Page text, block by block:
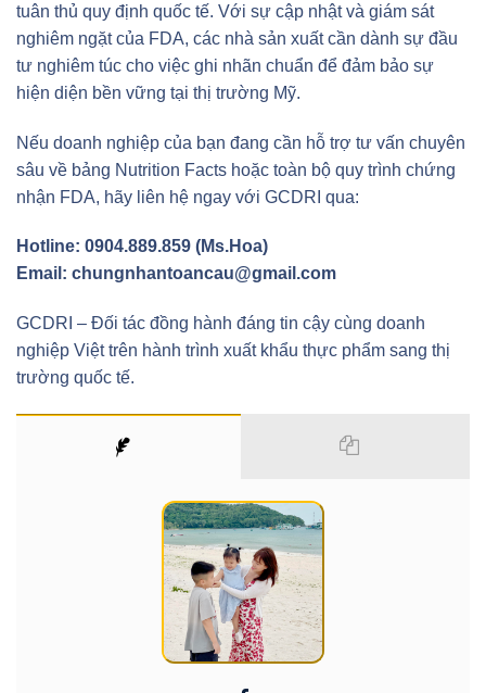
tuân thủ quy định quốc tế. Với sự cập nhật và giám sát
nghiêm ngặt của FDA, các nhà sản xuất cần dành sự đầu
tư nghiêm túc cho việc ghi nhãn chuẩn để đảm bảo sự
hiện diện bền vững tại thị trường Mỹ.
Nếu doanh nghiệp của bạn đang cần hỗ trợ tư vấn chuyên
sâu về bảng Nutrition Facts hoặc toàn bộ quy trình chứng
nhận FDA, hãy liên hệ ngay với GCDRI qua:
Hotline: 0904.889.859 (Ms.Hoa)
Email: chungnhantoancau@gmail.com
GCDRI – Đối tác đồng hành đáng tin cậy cùng doanh
nghiệp Việt trên hành trình xuất khẩu thực phẩm sang thị
trường quốc tế.